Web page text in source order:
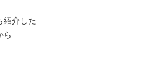
紹介した
ら